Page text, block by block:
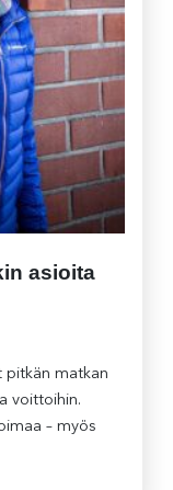
asioita
pitkän matkan
voittoihin.
– myös